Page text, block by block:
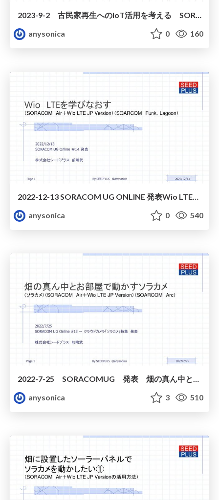
2023-9-2 古民家再生へのIoT活用を考える SORACOM UG 発表 公開用
anysonica
0 160
2022-12-13 SORACOM UG ONLINE 発表Wio LTEを学びなおす
anysonica
0 540
anysonica
3 510